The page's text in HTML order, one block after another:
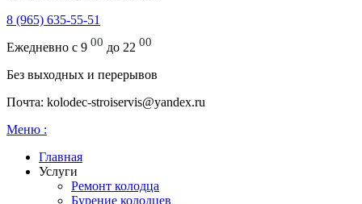
8 (965) 635-55-51
Ежедневно с 9 00 до 22 00
Без выходных и перерывов
Почта: kolodec-stroiservis@yandex.ru
Меню :
Главная
Услуги
Ремонт колодца
Бурение колодцев